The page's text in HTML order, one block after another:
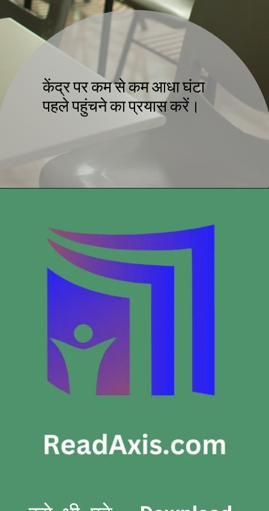
केंद्र पर कम से कम आधा घंटा
पहले पहुंचने का प्रयास करें।